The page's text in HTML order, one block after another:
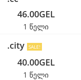
46.00GEL
1 წელი
.city SALE!
40.00GEL
1 წელი